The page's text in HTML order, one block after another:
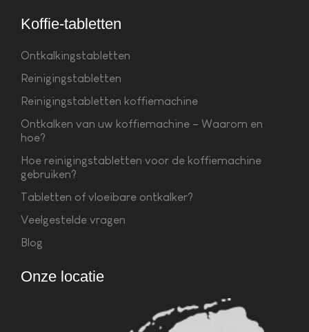
Koffie-tabletten
Ontkalkingstabletten
Reinigingstabletten
Reinigingstabletten koffiemachine
Ontkalken van uw koffiemachine – Waarom en
hoe?
Hoe reinigingstabletten voor de koffiemachine
gebruiken?
Tabletten of vloeibare ontkalker?
Veelgestelde vragen
Blog
Onze locatie